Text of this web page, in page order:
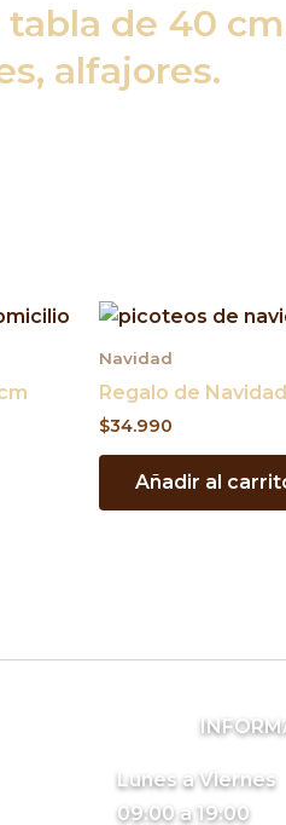
de 40
alfajores.
Navidad
Regalo de Navidad
$34.990
Añadir al
Lunes a Viernes
09:00 a 19:00